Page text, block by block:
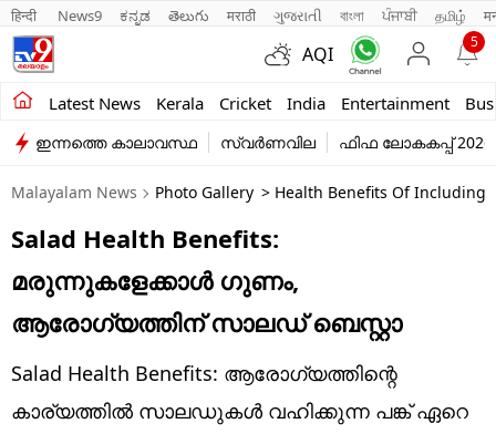
हिन्दी News9 ಕನ್ನಡ తెలుగు मराठी ગુજરાતી বাংলা ਪੰਜਾਬੀ தமிழ்
AQI
5
Latest News Kerala Cricket India Entertainment
Kerala
India
Entertainment
Business
Education
Lifestyle
ഇന്നത്തെ കാലാവസ്ഥ സ്വർണവില ഫിഫ ലോകകപ്പ് 2026
Malayalam News Photo Gallery > Health Benefits Of Including
Salad Health Benefits:
മരുന്നുകളേക്കാൾ ഗുണം,
ആരോഗ്യത്തിന് സാലഡ് ബെസ്റ്റാ
Salad Health Benefits: ആരോ​ഗ്യത്തിന്റെ
കാര്യത്തിൽ സാലഡുകൾ വഹിക്കുന്ന പങ്ക് ഏറെ